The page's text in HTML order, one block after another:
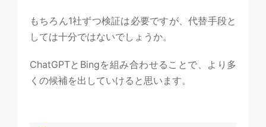
もちろん1社ずつ検証は必要ですが、代替手段と
しては十分ではないでしょうか。
ChatGPTとBingを組み合わせることで、より多
くの候補を出していけると思います。